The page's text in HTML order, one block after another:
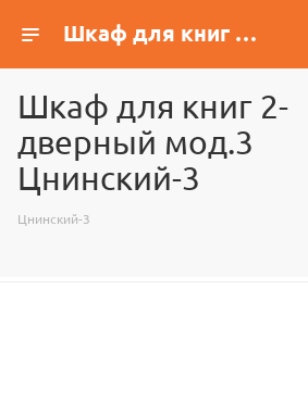
Шкаф для книг 2-дверный мод.3 Цнинский-3
Шкаф для книг 2-
дверный мод.3
Цнинский-3
Цнинский-3